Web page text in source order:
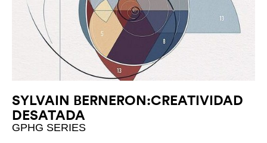
SYLVAIN BERNERON:CREATIVIDAD
DESATADA
GPHG SERIES